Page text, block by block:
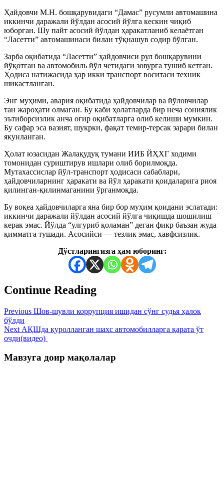
Ҳайдовчи М.Н. бошқарувидаги “Дамас” русумли автомашина
иккинчи даражали йўлдан асосий йўлга кескин чиқиб
юборган. Шу пайт асосий йўлдан ҳаракатланиб келаётган
“Ласетти” автомашинаси билан тўқнашув содир бўлган.
Зарба оқибатида “Ласетти” ҳайдовчиси рул бошқарувини
йўқотган ва автомобиль йўл четидаги зовурга тушиб кетган.
Ҳодиса натижасида ҳар икки транспорт воситаси техник
шикастланган.
Энг муҳими, авария оқибатида ҳайдовчилар ва йўловчилар
тан жароҳати олмаган. Бу каби ҳолатларда бир неча сониялик
эътиборсизлик анча оғир оқибатларга олиб келиши мумкин.
Бу сафар эса вазият, шукрки, фақат темир-терсак зарари билан
якунланган.
Ҳолат юзасидан Жалақудуқ тумани ИИБ ЙҲХГ ходими
томонидан суриштирув ишлари олиб борилмоқда.
Мутахассислар йўл-транспорт ҳодисаси сабаблари,
ҳайдовчиларнинг ҳаракати ва йўл ҳаракати қоидаларига риоя
қилинган-қилинмаганини ўрганмоқда.
Бу воқеа ҳайдовчиларга яна бир бор муҳим қоидани эслатади:
иккинчи даражали йўлдан асосий йўлга чиқишда шошилиш
керак эмас. Йўлда “улгуриб қоламан” деган фикр баъзан жуда
қимматга тушади. Асосийси — тезлик эмас, хавфсизлик.
Дўстларингизга ҳам юборинг:
Continue Reading
Previous Шов-шувли коррупция ишидан сўнг судья ҳалок
бўлди
Next АҚШда қуролланган шахс автомобилларга қарата ўт
очди(видео)
Мавзуга доир мақолалар